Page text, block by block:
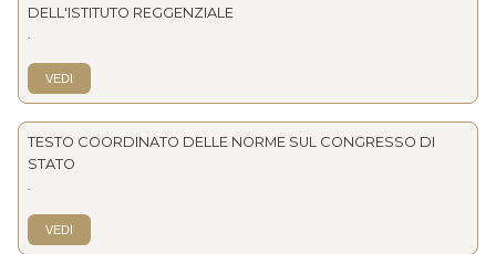
DELL'ISTITUTO REGGENZIALE
VEDI
TESTO COORDINATO DELLE NORME SUL CONGRESSO DI
STATO
VEDI